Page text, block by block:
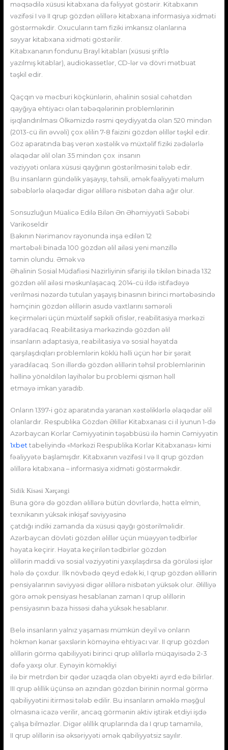
məqsədilə xüsusi kitabxana da fəliyyət göstərir. Kitabxanın
vəzifəsi I və II qrup gözdən əlillərə kitabxana informasiya xidməti
göstərməkdir. Oxucuların tam fiziki imkansız olanlarına
səyyar kitabxana xidməti göstərilir.
Kitabxananın fondunu Brayl kitabları (xüsusi şriftlə
yazılmış kitablar), audiokassetlər, CD-lər və dövri mətbuat
təşkil edir.
Qaçqın və məcburi köçkünlərin, əhalinin sosial cəhətdən
qayğıya ehtiyacı olan təbəqələrinin problemlərinin
işıqlandırılması Ölkəmizdə rəsmi qeydiyyatda olan 520 mindən
(2013-cü ilin əvvəli) çox əlilin 7-8 faizini gözdən əlillər təşkil edir.
Göz aparatında baş verən xəstəlik və müxtəlif fiziki zədələrlə
əlaqədar əlil olan 35 mindən çox insanın
vəziyyəti onlara xüsusi qayğının göstərilməsini tələb edir.
Bu insanların gündəlik yaşayışı, təhsili, əmək fəaliyyəti məlum
səbəblərlə əlaqədar digər əlillərə nisbətən daha ağır olur.
Sonsuzluğun Müalicə Edilə Bilən Ən Əhəmiyyətli Səbəbi
Varikoseldir
Bakının Nərimanov rayonunda inşa edilən 12
mərtəbəli binada 100 gözdən əlil ailəsi yeni mənzillə
təmin olundu. Əmək və
Əhalinin Sosial Müdafiəsi Nazirliyinin sifarişi ilə tikilən binada 132
gözdən əlil ailəsi məskunlaşacaq. 2014-cü ildə istifadəyə
verilməsi nəzərdə tutulan yaşayış binasının birinci mərtəbəsində
həmçinin gözdən əlillərin asudə vaxtlarını səmərəli
keçirmələri üçün müxtəlif səpkili ofislər, reabilitasiya mərkəzi
yaradılacaq. Reabilitasiya mərkəzində gözdən əlil
insanların adaptasiya, reabilitasiya və sosial həyatda
qarşılaşdıqları problemlərin köklü həlli üçün hər bir şərait
yaradılacaq. Son illərdə gözdən əlillərin təhsil problemlərinin
həllinə yönəldilən layihələr bu problemi qismən həll
etməyə imkan yaradıb.
Onların 1397-i göz aparatında yaranan xəstəliklərlə əlaqədar əlil
olanlardır. Respublika Gözdən Əlillər Kitabxanası ci il iyunun 1-də
Azərbaycan Korlar Cəmiyyətinin təşəbbüsü ilə həmin Cəmiyyətin
1xbettabeliyində «Mərkəzi Respublika Korlar Kitabxanası» kimi
fəaliyyətə başlamışdır. Kitabxanın vəzifəsi I və II qrup gözdən
əlillərə kitabxana – informasiya xidməti göstərməkdir.
Sidik Kisəsi Xərçəngi
Buna görə də gözdən əlillərə bütün dövrlərdə, hətta elmin,
texnikanın yüksək inkişaf səviyyəsinə
çatdığı indiki zamanda da xüsusi qayğı göstərilməlidir.
Azərbaycan dövləti gözdən əlillər üçün müəyyən tədbirlər
həyata keçirir. Həyata keçirilən tədbirlər gözdən
əlillərin maddi və sosial vəziyyətini yaxşılaşdırsa da görüləsi işlər
hələ də çoxdur. İlk növbədə qeyd edək ki, I qrup gözdən əlillərin
pensiyalarının səviyyəsi digər əlillərə nisbətən yüksək olur. Əlilliyə
görə əmək pensiyası hesablanan zaman I qrup əlillərin
pensiyasının baza hissəsi daha yüksək hesablanır.
Belə insanların yalnız yaşaması mümkün deyil və onların
hökmən kənar şəxslərin köməyinə ehtiyacı var. II qrup gözdən
əlillərin görmə qabiliyyəti birinci qrup əlillərlə müqayisədə 2-3
dəfə yaxşı olur. Eynəyin köməkliyi
ilə bir metrdən bir qədər uzaqda olan obyekti ayırd edə bilirlər.
III qrup əlillik üçünsə ən azından gözdən birinin normal görmə
qabiliyyətini itirməsi tələb edilir. Bu insanların əməklə məşğul
olmasına icazə verilir, ancaq görmənin aktiv iştirak etdiyi işdə
çalışa bilməzlər. Digər əlillik qruplarında da I qrup tamamilə,
II qrup əlillərin isə əksəriyyəti əmək qabiliyyətsiz sayılır.